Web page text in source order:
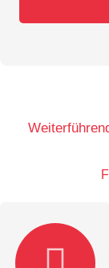
E-Mail-